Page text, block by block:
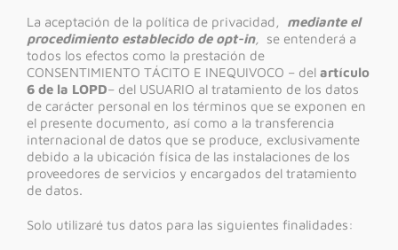
La aceptación de la política de privacidad,
mediante el
procedimiento establecido de opt-in,
se entenderá a
todos los efectos como la prestación de
CONSENTIMIENTO TÁCITO E INEQUIVOCO – del artículo
6 de la LOPD– del USUARIO al tratamiento de los datos
de carácter personal en los términos que se exponen en
el presente documento, así como a la transferencia
internacional de datos que se produce, exclusivamente
debido a la ubicación física de las instalaciones de los
proveedores de servicios y encargados del tratamiento
de datos.
Solo utilizaré tus datos para las siguientes finalidades: